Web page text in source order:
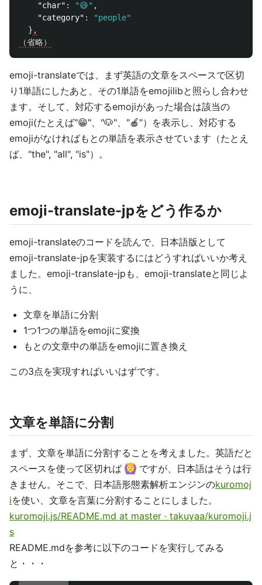
"char" : "😅" ,
"category" :
"people"
} ,
（省略）
emoji-translateでは、まず英語の文章をスペースで区切
り1単語にしたあと、その1単語をemojilibと照らし合わせ
ます。そして、対応するemojiがあった場合は該当の
emoji(たとえば"😁"、"🐶"、"🍎"）を表示し、対応する
emojiがなければもとの単語を表示させています（たとえ
ば、"the", "all", "is"）。
emoji-translate-jpをどう作るか
emoji-translateのコードを読んで、日本語版として
emoji-translate-jpを実装するにはどうすればいいか考え
ました。emoji-translate-jpも、emoji-translateと同じよ
うに、
文章を単語に分割
1つ1つの単語をemojiに変換
もとの文章中の単語をemojiに置き換え
この3点を実現すればいいはずです。
文章を単語に分割
まず、文章を単語に分割することを考えました。英語だと
スペースを使って区切れば
ですが、日本語はそうは行
きません。そこで、日本語形態素解析エンジンのkuromoj
iを使い、文章を言葉に分割することにしました。
kuromoji.js/README.md at master · takuyaa/kuromoji.j
s
README.mdを参考に以下のコードを実行してみる
と・・・